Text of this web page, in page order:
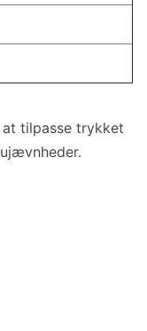
tilpasse trykket